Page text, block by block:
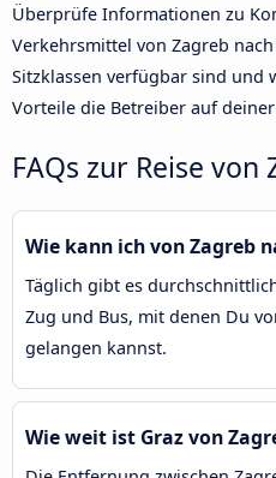
Überprüfe Informationen zu
Verkehrsmittel von Zagreb
Sitzklassen verfügbar sind und
Vorteile die Betreiber auf
FAQs zur Reise von
Wie kann ich von Zagreb
Täglich gibt es
Zug und Bus, mit denen Du
gelangen kannst.
Wie weit ist Graz von